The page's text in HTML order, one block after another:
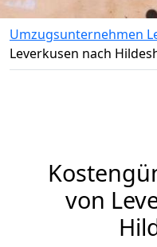
Umzugsunternehmen
Leverkusen nach
von